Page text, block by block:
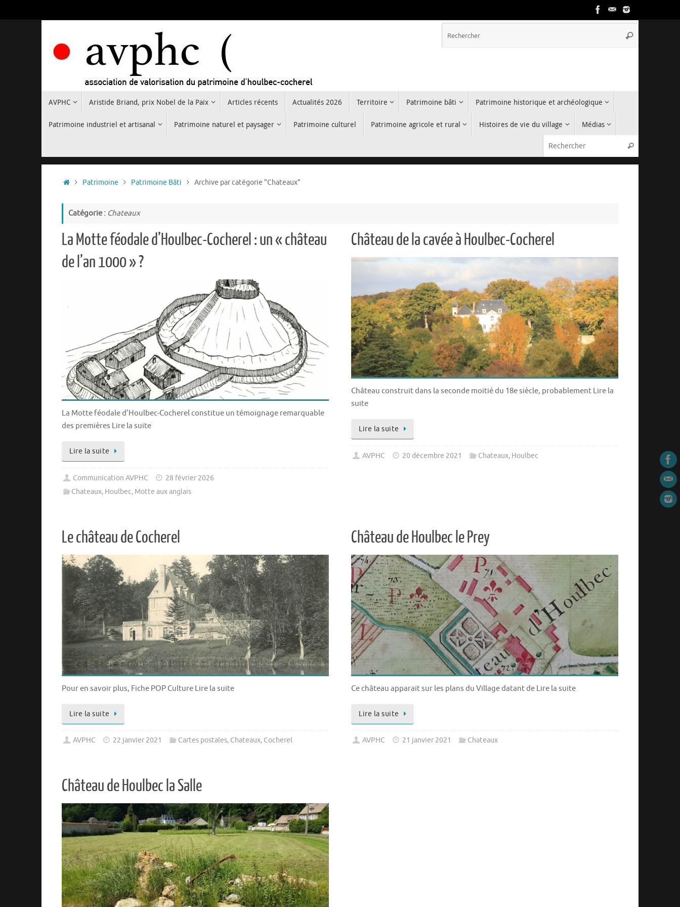
au
Rechercher
AVPHC Aristide Briand, prix Nobel de la Paix Articles récents Actualités 2026 Territoire Patrimoine bâti Patrimoine historique et archéologique
Patrimoine industriel et artisanal Patrimoine naturel et paysager Patrimoine culturel Patrimoine agricole et rural Histoires de vie du village
Médias
Rechercher
Accueil
Patrimoine Patrimoine Bâti Archive par catégorie "Chateaux"
Catégorie : Chateaux
La Motte féodale d’Houlbec-Cocherel : un « château
de l’an 1000 » ?
La Motte féodale d’Houlbec-Cocherel constitue un témoignage remarquable
des premières Lire la suite
Lire la suite
Communication AVPHC
28 février 2026
Chateaux, Houlbec, Motte aux anglais
Château de la cavée à Houlbec-Cocherel
Château construit dans la seconde moitié du 18e siècle, probablement Lire la
suite
Lire la suite
AVPHC 20 décembre 2021 Chateaux, Houlbec
Le château de Cocherel
Pour en savoir plus, Fiche POP Culture Lire la suite
Lire la suite
AVPHC 22 janvier 2021 Cartes postales, Chateaux, Cocherel
Château de Houlbec le Prey
Ce château apparait sur les plans du Village datant de Lire la suite
Lire la suite
AVPHC 21 janvier 2021 Chateaux
Château de Houlbec la Salle